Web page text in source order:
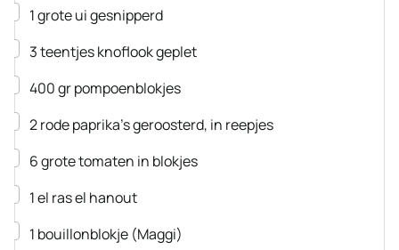
▢
1grote uigesnipperd
▢
3teentjesknoflookgeplet
▢
400grpompoenblokjes
▢
2rode paprika’sgeroosterd, in reepjes
▢
6grote tomaten in blokjes
▢
1el ras el hanout
▢
1 bouillonblokje (Maggi)